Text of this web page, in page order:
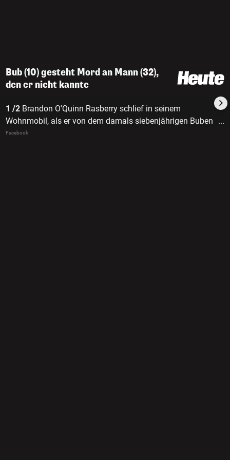
Bub (10) gesteht Mord an Mann (32),
den er nicht kannte
1 /2 Brandon O'Quinn Rasberry schlief in seinem
Wohnmobil, als er von dem damals siebenjährigen Buben
erschossen wurde.
...
Facebook